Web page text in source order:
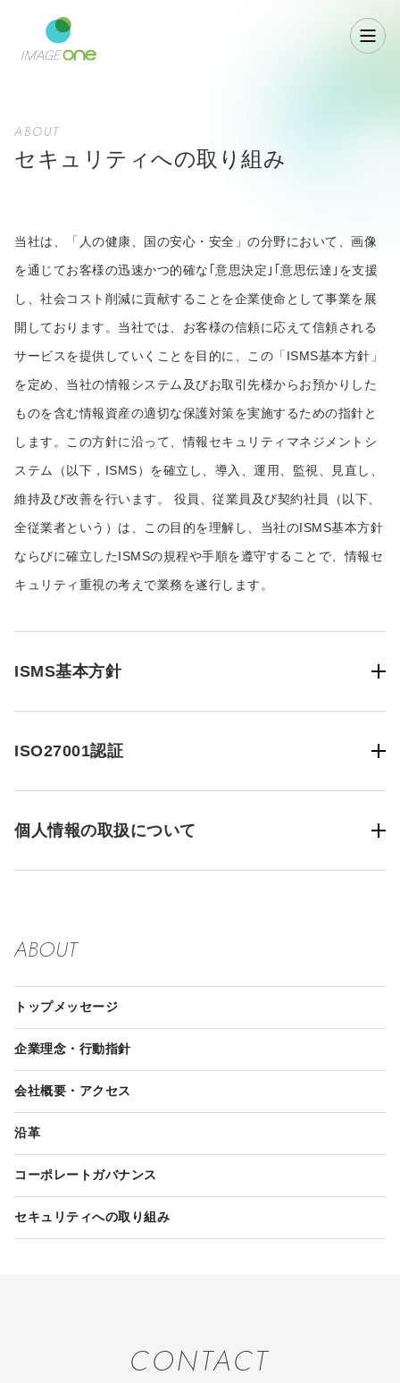
ABOUT
セキュリティへの取り組み
当社は、「人の健康、国の安心・安全」の分野において、画像
を通じてお客様の迅速かつ的確な｢意思決定｣｢意思伝達｣を支援
し、社会コスト削減に貢献することを企業使命として事業を展
開しております。当社では、お客様の信頼に応えて信頼される
サービスを提供していくことを目的に、この「ISMS基本方針」
を定め、当社の情報システム及びお取引先様からお預かりした
ものを含む情報資産の適切な保護対策を実施するための指針と
します。この方針に沿って、情報セキュリティマネジメントシ
ステム（以下，ISMS）を確立し、導入、運用、監視、見直し、
維持及び改善を行います。 役員、従業員及び契約社員（以下、
全従業者という）は、この目的を理解し、当社のISMS基本方針
ならびに確立したISMSの規程や手順を遵守することで、情報セ
キュリティ重視の考えで業務を遂行します。
ISMS基本方針
ISO27001認証
個人情報の取扱について
ABOUT
トップメッセージ
企業理念・行動指針
会社概要・アクセス
沿革
コーポレートガバナンス
セキュリティへの取り組み
CONTACT